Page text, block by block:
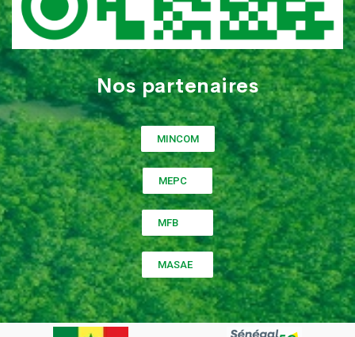
Nos partenaires
MINCOM
MEPC
MFB
MASAE